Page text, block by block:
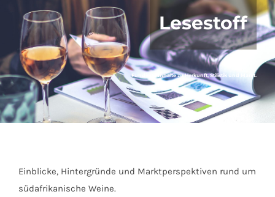
Lesestoff
Fundierte Inhalte zu Herkunft, Stilistik und Markt.
Einblicke, Hintergründe und Marktperspektiven rund um
südafrikanische Weine.